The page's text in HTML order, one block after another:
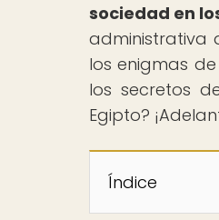
sociedad en
administrativa
los enigmas
los secretos
Egipto?
Índice